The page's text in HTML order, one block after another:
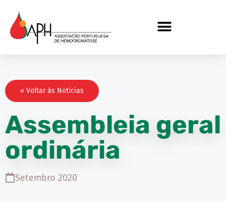
« Voltar às Notícias
Assembleia geral
ordinária
Setembro 2020